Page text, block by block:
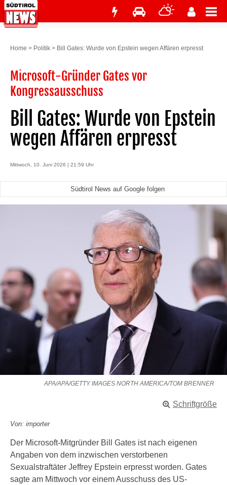
Home > Politik > Bill Gates: Wurde von Epstein wegen Affären erpresst
Microsoft-Gründer Gates vor
Kongressausschuss
Bill Gates: Wurde von Epstein
wegen Affären erpresst
Mittwoch, 10. Juni 2026 | 21:59 Uhr
Südtirol News auf Google folgen
APA/APA/GETTY IMAGES NORTH AMERICA/TOM BRENNER
Schriftgröße
Von: importer
Der Microsoft-Mitgründer Bill Gates ist nach eigenen
Angaben von dem inzwischen verstorbenen
Sexualstraftäter Jeffrey Epstein erpresst worden. Gates
sagte am Mittwoch vor einem Ausschuss des US-